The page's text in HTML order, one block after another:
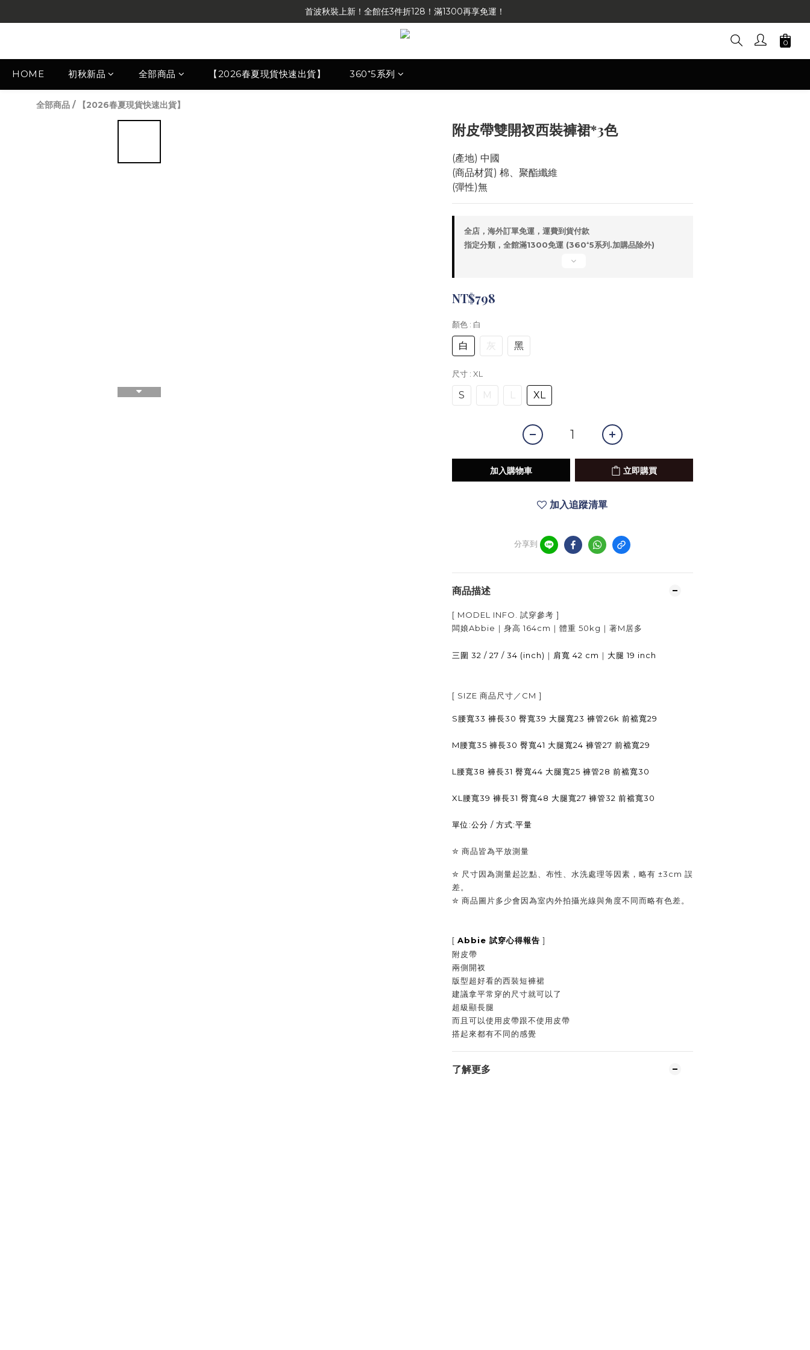
首波秋裝上新！全館任3件折128！滿1300再享免運！
HOME 初秋新品 全部商品 【2026春夏現貨快速出貨】 360⁺5系列
全部商品 / 【2026春夏現貨快速出貨】
附皮帶雙開衩西裝褲裙*3色
(產地) 中國
(商品材質) 棉、聚酯纖維
(彈性)無
全店，海外訂單免運，運費到貨付款
指定分類，全館滿1300免運 (360⁺5系列.加購品除外)
NT$798
顏色 : 白
白 灰 黑
尺寸 : XL
S M L XL
加入購物車 立即購買
加入追蹤清單
分享到
商品描述
[ MODEL INFO. 試穿參考 ]
闆娘Abbie｜身高 164cm ｜體重 50kg ｜著M居多
三圍 32 / 27 / 34 (inch) ｜ 肩寬 42 cm ｜ 大腿 19 inch
[ SIZE 商品尺寸／ CM ]
S腰寬33 褲長30 臀寬39 大腿寬23 褲管26k 前襠寬29
M腰寬35 褲長30 臀寬41 大腿寬24 褲管27 前襠寬29
L腰寬38 褲長31 臀寬44 大腿寬25 褲管28 前襠寬30
XL腰寬39 褲長31 臀寬48 大腿寬27 褲管32 前襠寬30
單位:公分 / 方式:平量
✮ 商品皆為平放測量
✮ 尺寸因為測量起訖點、布性、水洗處理等因素，略有 ±3cm 誤
差。
✮ 商品圖片多少會因為室內外拍攝光線與角度不同而略有色差。
[ Abbie 試穿心得報告 ]
附皮帶
兩側開衩
版型超好看的西裝短褲裙
建議拿平常穿的尺寸就可以了
超級顯長腿
而且可以使用皮帶跟不使用皮帶
搭起來都有不同的感覺
了解更多